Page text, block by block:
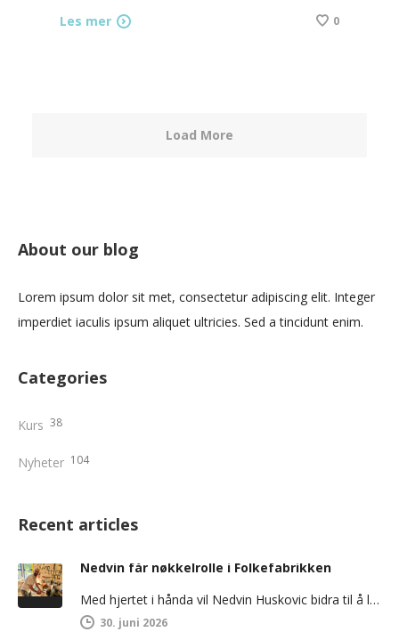
Les mer 0
Load More
About our blog
Lorem ipsum dolor sit met, consectetur adipiscing elit. Integer
imperdiet iaculis ipsum aliquet ultricies. Sed a tincidunt enim.
Categories
Kurs 38
Nyheter 104
Recent articles
Nedvin får nøkkelrolle i Folkefabrikken
Med hjertet i hånda vil Nedvin Huskovic bidra til å løfte ungdom ut av utenforskap og inn i arbeidslivet. Han…
30. juni 2026